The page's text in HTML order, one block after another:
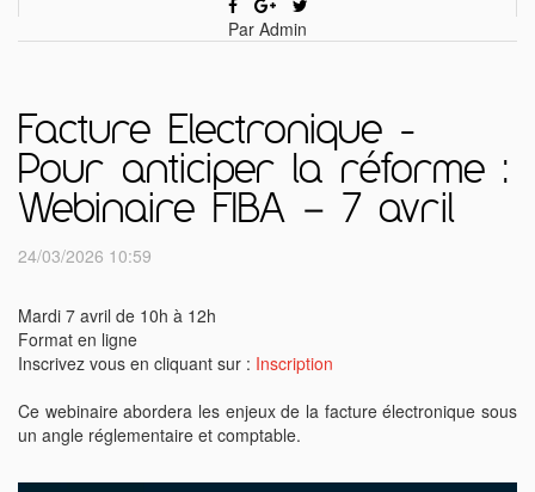
Par Admin
Facture Electronique -
Pour anticiper la réforme :
Webinaire FIBA – 7 avril
24/03/2026 10:59
Mardi 7 avril de 10h à 12h
Format en ligne
Inscrivez vous en cliquant sur : Inscription
Ce webinaire abordera les enjeux de la facture électronique sous
un angle réglementaire et comptable.